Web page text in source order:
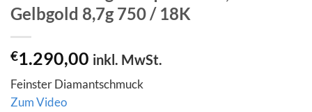
Gelbgold 8,7g 750 / 18K
€1.290,00 inkl. MwSt.
Feinster Diamantschmuck
Zum Video